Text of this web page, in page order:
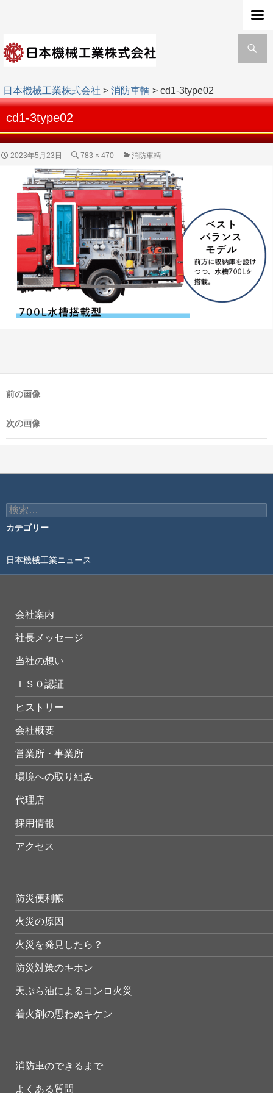
索
日本機械工業株式会社 > 消防車輌 > cd1-3type02
cd1-3type02
2023年5月23日 783 × 470 消防車輌
前の画像
次の画像
検
索:
カテゴリー
日本機械工業ニュース
会社案内
社長メッセージ
当社の想い
ＩＳＯ認証
ヒストリー
会社概要
営業所・事業所
環境への取り組み
代理店
採用情報
アクセス
防災便利帳
火災の原因
火災を発見したら？
防災対策のキホン
天ぷら油によるコンロ火災
着火剤の思わぬキケン
消防車のできるまで
よくある質問